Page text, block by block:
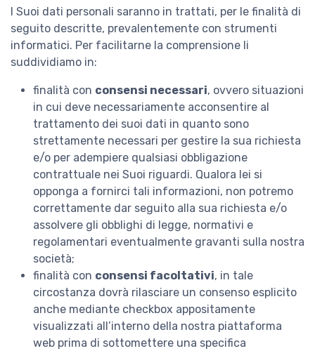
I Suoi dati personali saranno in trattati, per le finalità di
seguito descritte, prevalentemente con strumenti
informatici. Per facilitarne la comprensione li
suddividiamo in:
finalità con consensi necessari, ovvero situazioni
in cui deve necessariamente acconsentire al
trattamento dei suoi dati in quanto sono
strettamente necessari per gestire la sua richiesta
e/o per adempiere qualsiasi obbligazione
contrattuale nei Suoi riguardi. Qualora lei si
opponga a fornirci tali informazioni, non potremo
correttamente dar seguito alla sua richiesta e/o
assolvere gli obblighi di legge, normativi e
regolamentari eventualmente gravanti sulla nostra
società;
finalità con consensi facoltativi, in tale
circostanza dovrà rilasciare un consenso esplicito
anche mediante checkbox appositamente
visualizzati all’interno della nostra piattaforma
web prima di sottomettere una specifica